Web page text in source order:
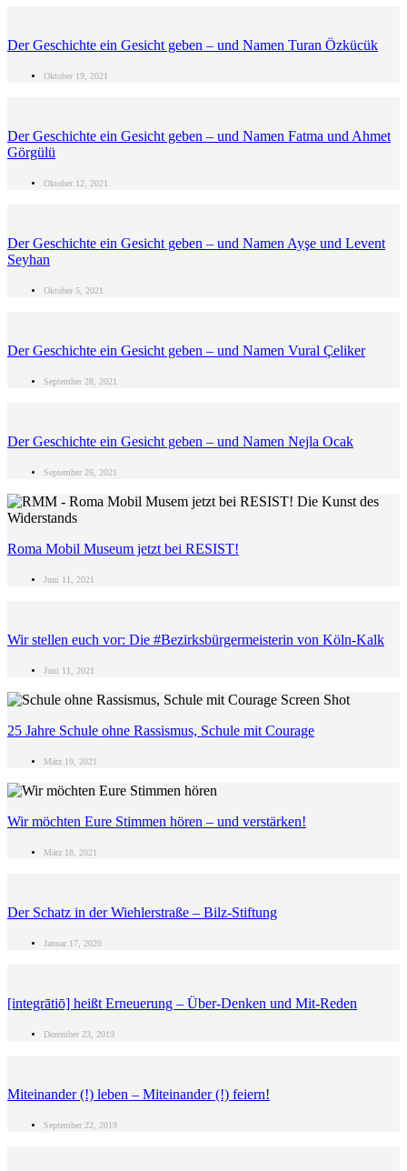
Der Geschichte ein Gesicht geben – und Namen Turan Özkücük
Oktober 19, 2021
Der Geschichte ein Gesicht geben – und Namen Fatma und Ahmet
Görgülü
Oktober 12, 2021
Der Geschichte ein Gesicht geben – und Namen Ayşe und Levent
Seyhan
Oktober 5, 2021
Der Geschichte ein Gesicht geben – und Namen Vural Çeliker
September 28, 2021
Der Geschichte ein Gesicht geben – und Namen Nejla Ocak
September 26, 2021
Roma Mobil Museum jetzt bei RESIST!
Juni 11, 2021
Wir stellen euch vor: Die #Bezirksbürgermeisterin von Köln-Kalk
Juni 11, 2021
25 Jahre Schule ohne Rassismus, Schule mit Courage
März 19, 2021
Wir möchten Eure Stimmen hören – und verstärken!
März 18, 2021
Der Schatz in der Wiehlerstraße – Bilz-Stiftung
Januar 17, 2020
[integrātiō] heißt Erneuerung – Über-Denken und Mit-Reden
Dezember 23, 2019
Miteinander (!) leben – Miteinander (!) feiern!
September 22, 2019